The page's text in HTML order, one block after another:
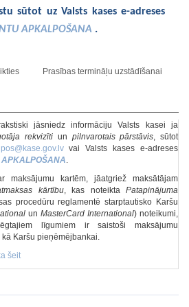
sūtot uz Valsts kases e-adreses
APKALPOŠANA .
Prasības termināļu uzstādīšanai
jāsniedz informāciju Valsts kasei ja
rekvizīti un pilnvarotais pārstāvis, sūtot
pos@kase.gov.lvvai Valsts kases e-adreses
.
maksājumu kartēm, jāatgriež maksātājam
kārtību, kas noteiktaPatapinājuma
procedūru reglamentē starptautisko Karšu
un MasterCard International) noteikumi,
līgumiem ir saistoši maksājumu
Karšu pieņēmējbankai.
šeit